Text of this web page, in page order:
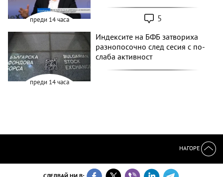
преди 14 часа 5
преди 14 часа
Индексите на БФБ затвориха
разнопосочно след сесия с по-
слаба активност
НАГОРЕ